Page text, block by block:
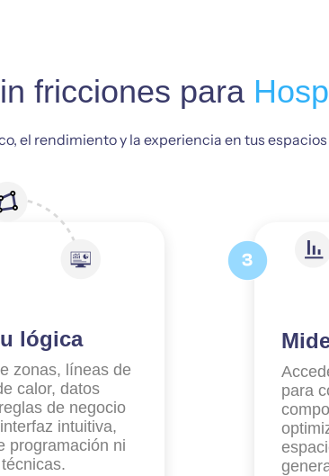
fricciones para
el rendimiento y la experiencia en tus espacios
lógica
zonas, líneas de
calor, datos
de negocio
intuitiva,
programación ni
para